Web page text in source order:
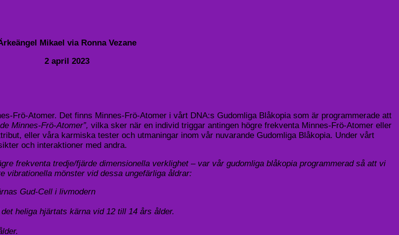
Mikael via Ronna Vezane
2 april 2023
Frö-Atomer. Det finns Minnes-Frö-Atomer i vårt DNA:s Gudomliga Blåkopia som är programmerade att
Minnes-Frö-Atomer”, vilka sker när en individ triggar antingen högre frekventa Minnes-Frö-Atomer eller
eller våra karmiska tester och utmaningar inom vår nuvarande Gudomliga Blåkopia. Under vårt
och interaktioner med andra.
frekventa tredje/fjärde dimensionella verklighet – var vår gudomliga blåkopia programmerad så att vi
vibrationella mönster vid dessa ungefärliga åldrar:
Gud-Cell i livmodern
heliga hjärtats kärna vid 12 till 14 års ålder.